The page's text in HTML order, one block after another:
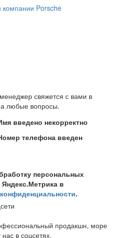
компании Porsche
свяжется с вами в
любые вопросы.
введено некорректно
телефона введен
персональных
в
.
продакшн, море
в соцсетях.